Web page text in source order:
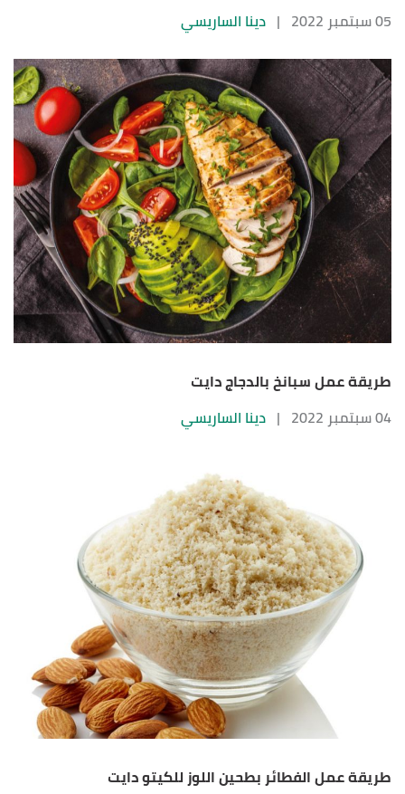
05 سبتمبر 2022
| دينا الساريسي
طريقة عمل سبانخ بالدجاج دايت
04 سبتمبر 2022
| دينا الساريسي
طريقة عمل الفطائر بطحين اللوز للكيتو دايت